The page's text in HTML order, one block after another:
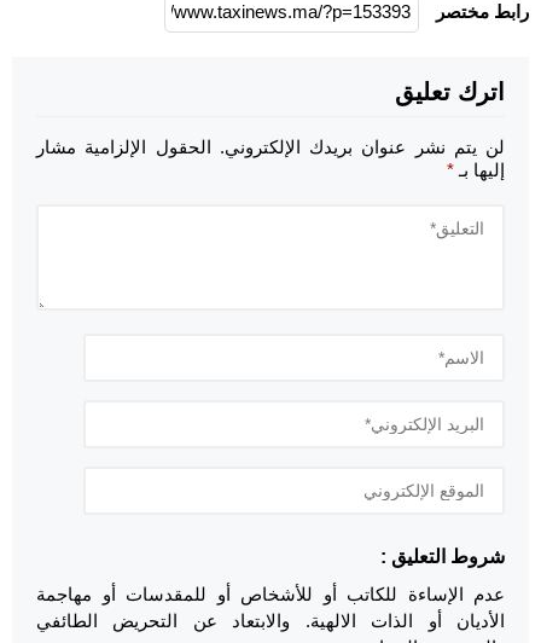
رابط مختصر
اترك تعليق
لن يتم نشر عنوان بريدك الإلكتروني. الحقول الإلزامية مشار
إليها بـ *
شروط التعليق :
عدم الإساءة للكاتب أو للأشخاص أو للمقدسات أو مهاجمة
الأديان أو الذات الالهية. والابتعاد عن التحريض الطائفي